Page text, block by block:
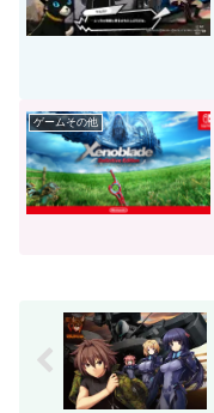
ゲームその他